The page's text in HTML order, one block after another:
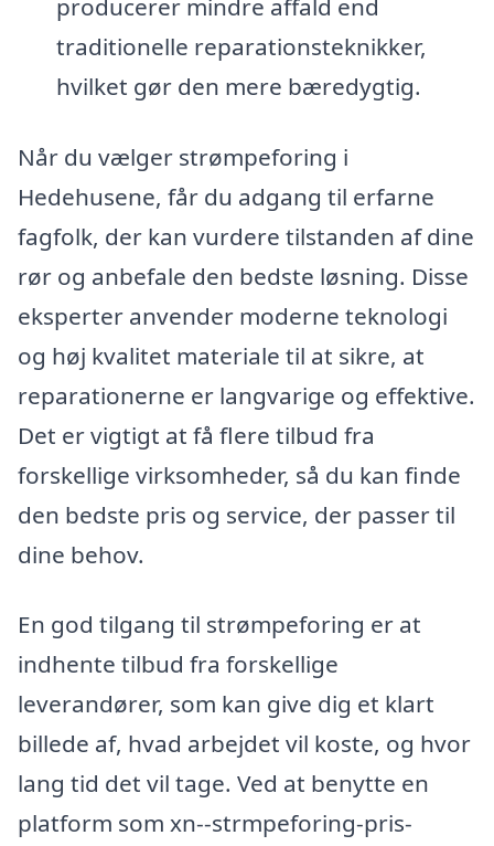
producerer mindre affald end
traditionelle reparationsteknikker,
hvilket gør den mere bæredygtig.
Når du vælger strømpeforing i
Hedehusene, får du adgang til erfarne
fagfolk, der kan vurdere tilstanden af dine
rør og anbefale den bedste løsning. Disse
eksperter anvender moderne teknologi
og høj kvalitet materiale til at sikre, at
reparationerne er langvarige og effektive.
Det er vigtigt at få flere tilbud fra
forskellige virksomheder, så du kan finde
den bedste pris og service, der passer til
dine behov.
En god tilgang til strømpeforing er at
indhente tilbud fra forskellige
leverandører, som kan give dig et klart
billede af, hvad arbejdet vil koste, og hvor
lang tid det vil tage. Ved at benytte en
platform som xn--strmpeforing-pris-